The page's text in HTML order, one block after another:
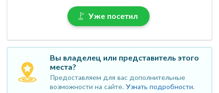
Уже посетил
Вы владелец или представитель этого
места?
Предоставляем для вас дополнительные
возможности на сайте.Узнать подробности.